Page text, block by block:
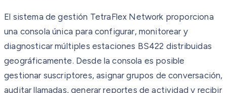
El sistema de gestión TetraFlex Network proporciona
una consola única para configurar, monitorear y
diagnosticar múltiples estaciones BS422 distribuidas
geográficamente. Desde la consola es posible
gestionar suscriptores, asignar grupos de conversación,
auditar llamadas, generar reportes de actividad y recibir